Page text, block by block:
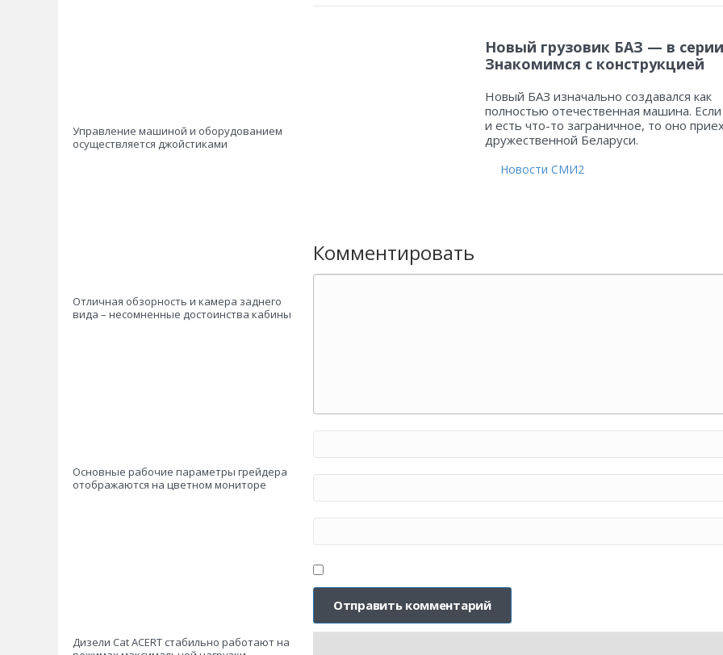
Управление машиной и оборудованием
осуществляется джойстиками
Отличная обзорность и камера заднего
вида – несомненные достоинства кабины
Основные рабочие параметры грейдера
отображаются на цветном мониторе
Дизели Cat ACERT стабильно работают на
Новый грузовик БАЗ — в
Знакомимся с конструкцией
Новый БАЗ изначально создавался как
полностью отечественная машина.
и есть что-то заграничное, то оно
дружественной Беларуси.
Новости СМИ2
Комментировать